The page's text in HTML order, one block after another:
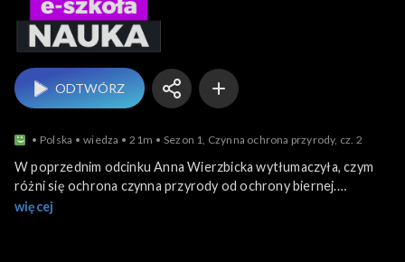
ODTWÓRZ
Polska wiedza 21m Sezon 1, Czynna ochrona przyrody, cz. 2
W poprzednim odcinku Anna Wierzbicka wytłumaczyła, czym
różni się ochrona czynna przyrody od ochrony biernej.
Dowiedzieliśmy się, czym są gatunki obce i jak jedna podróż
więcej